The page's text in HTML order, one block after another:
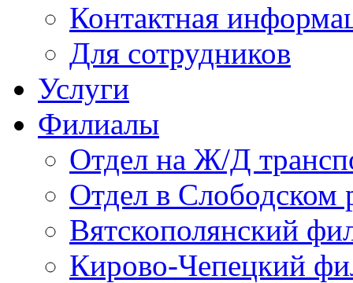
Контактная
Для сотрудников
Услуги
Филиалы
Отдел на Ж/Д
Отдел в Слободском
Вятскополянский
Кирово-Чепецкий